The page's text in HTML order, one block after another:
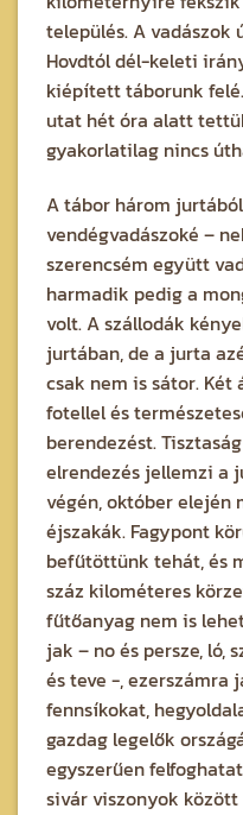
település. A
Hovdtól dél-keleti
kiépített táborunk
utat hét óra alatt
gyakorlatilag nincs
A tábor három
vendégvadászoké –
szerencsém együtt
harmadik pedig a
volt. A szállodák
jurtában, de a jurta
csak nem is sátor. Két
fotellel és
berendezést.
elrendezés jellemzi a
végén, október elején
éjszakák. Fagypont
befűtöttünk tehát, és
száz kilométeres
fűtőanyag nem is
jak – no és persze, ló,
és teve -, ezerszámra
fennsíkokat,
gazdag legelők
egyszerűen
sivár viszonyok